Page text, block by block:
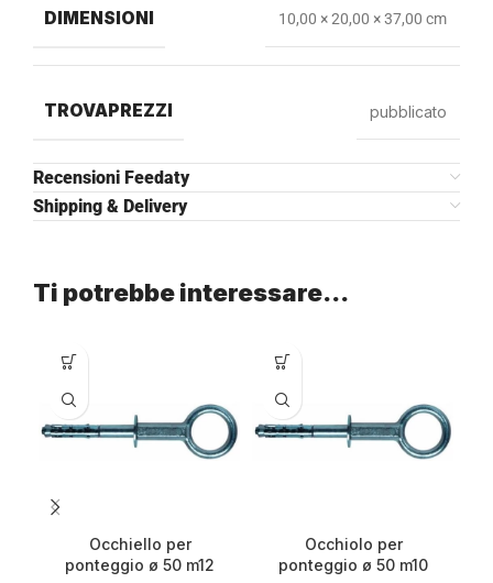
DIMENSIONI 10,00 × 20,00 × 37,00 cm
TROVAPREZZI pubblicato
Recensioni Feedaty
Shipping & Delivery
Ti potrebbe interessare…
Occhiello per
ponteggio ø 50 m12
Occhiolo per
ponteggio ø 50 m10